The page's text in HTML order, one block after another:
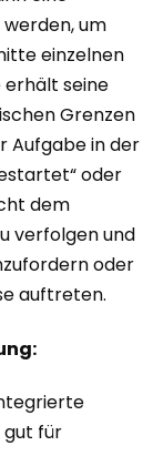
um
einzelnen
erhält seine
Grenzen
Aufgabe in der
oder
dem
verfolgen und
oder
auftreten.
gut für